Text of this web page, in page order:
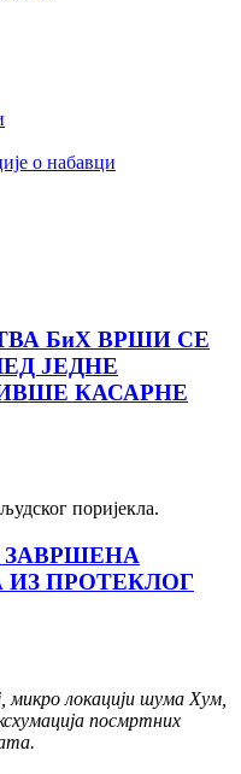
о набавци
БиХ ВРШИ СЕ
ЈЕДНЕ
КАСАРНЕ
поријекла.
ПРОТЕКЛОГ
локацији шума Хум,
посмртних